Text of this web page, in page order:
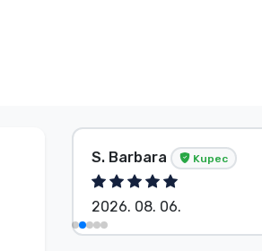
S. Barbara Kupec
2026. 08. 06.